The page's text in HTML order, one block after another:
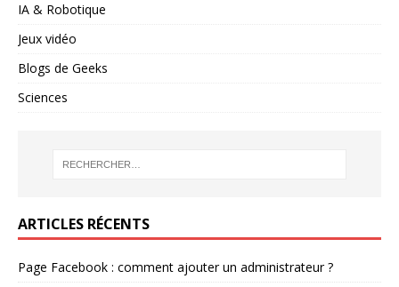
IA & Robotique
Jeux vidéo
Blogs de Geeks
Sciences
ARTICLES RÉCENTS
Page Facebook : comment ajouter un administrateur ?